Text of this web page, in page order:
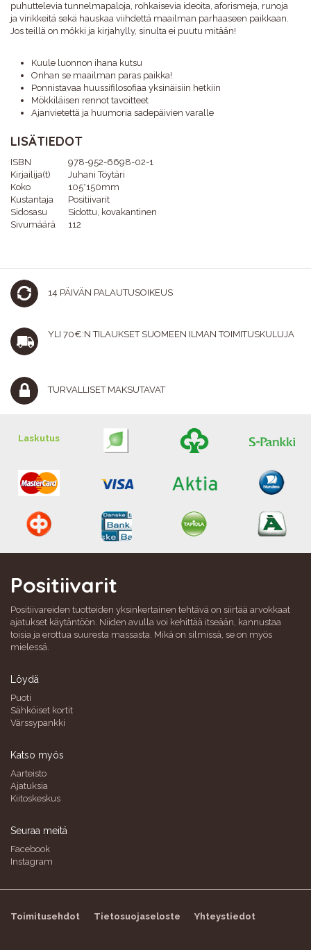
puhuttelevia tunnelmapaloja, rohkaisevia ideoita, aforismeja, runoja
ja virikkeitä sekä hauskaa viihdettä maailman parhaaseen paikkaan.
Jos teillä on mökki ja kirjahylly, sinulta ei puutu mitään!
Kuule luonnon ihana kutsu
Onhan se maailman paras paikka!
Ponnistavaa huussifilosofiaa yksinäisiin hetkiin
Mökkiläisen rennot tavoitteet
Ajanvietettä ja huumoria sadepäivien varalle
LISÄTIEDOT
ISBN
978-952-6698-02-1
Kirjailija(t)
Juhani Töytäri
Koko
105*150mm
Kustantaja
Positiivarit
Sidosasu
Sidottu, kovakantinen
Sivumäärä
112
14 PÄIVÄN PALAUTUSOIKEUS
YLI 70€:N TILAUKSET SUOMEEN ILMAN TOIMITUSKULUJA
TURVALLISET MAKSUTAVAT
Laskutus
Positiivarit
Positiivareiden tuotteiden yksinkertainen tehtävä on siirtää arvokkaat
ajatukset käytäntöön. Niiden avulla voi kehittää itseään, kannustaa
toisia ja erottua suuresta massasta. Mikä on silmissä, se on myös
mielessä.
Löydä
Puoti
Sähköiset kortit
Värssypankki
Katso myös
Aarteisto
Ajatuksia
Kiitoskeskus
Seuraa meitä
Facebook
Instagram
Toimitusehdot Tietosuojaseloste Yhteystiedot